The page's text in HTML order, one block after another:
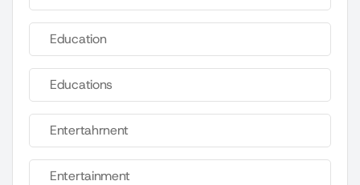
Education
Educations
Entertahrnent
Entertainment